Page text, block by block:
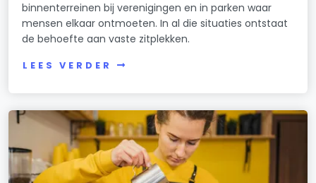
binnenterreinen bij verenigingen en in parken waar
mensen elkaar ontmoeten. In al die situaties ontstaat
de behoefte aan vaste zitplekken.
LEES VERDER